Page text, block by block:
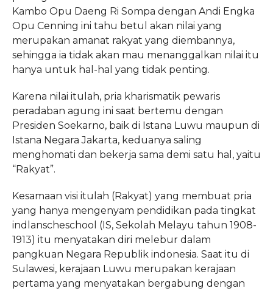
Kambo Opu Daeng Ri Sompa dengan Andi Engka
Opu Cenning ini tahu betul akan nilai yang
merupakan amanat rakyat yang diembannya,
sehingga ia tidak akan mau menanggalkan nilai itu
hanya untuk hal-hal yang tidak penting.
Karena nilai itulah, pria kharismatik pewaris
peradaban agung ini saat bertemu dengan
Presiden Soekarno, baik di Istana Luwu maupun di
Istana Negara Jakarta, keduanya saling
menghomati dan bekerja sama demi satu hal, yaitu
“Rakyat”.
Kesamaan visi itulah (Rakyat) yang membuat pria
yang hanya mengenyam pendidikan pada tingkat
indlanscheschool (IS, Sekolah Melayu tahun 1908-
1913) itu menyatakan diri melebur dalam
pangkuan Negara Republik indonesia. Saat itu di
Sulawesi, kerajaan Luwu merupakan kerajaan
pertama yang menyatakan bergabung dengan